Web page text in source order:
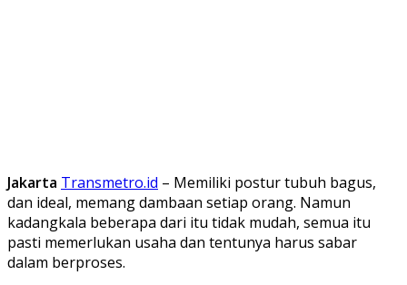
Jakarta Transmetro.id – Memiliki postur tubuh bagus,
dan ideal, memang dambaan setiap orang. Namun
kadangkala beberapa dari itu tidak mudah, semua itu
pasti memerlukan usaha dan tentunya harus sabar
dalam berproses.